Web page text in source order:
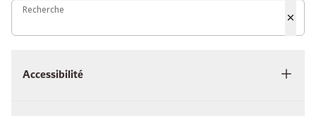
Recherche
Recherche
Accessibilité